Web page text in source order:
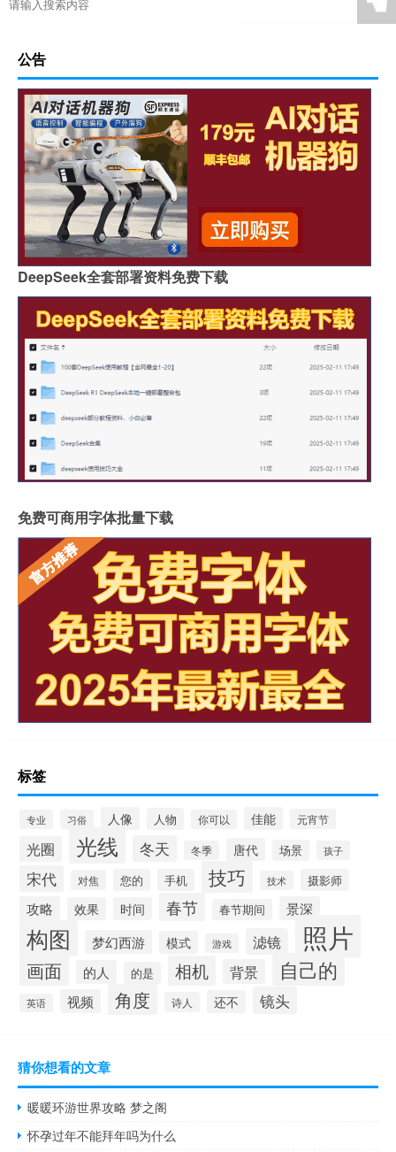
公告
DeepSeek全套部署资料免费下载
免费可商用字体批量下载
标签
专业 习俗 人像 人物 你可以 佳能 元宵节
光圈 光线 冬天 冬季 唐代 场景 孩子
宋代 对焦 您的 手机 技巧 技术 摄影师
攻略 效果 时间 春节 春节期间 景深
构图 梦幻西游 模式 游戏 滤镜 照片
画面 的人 的是 相机 背景 自己的
英语 视频 角度 诗人 还不 镜头
猜你想看的文章
暖暖环游世界攻略 梦之阁
怀孕过年不能拜年吗为什么